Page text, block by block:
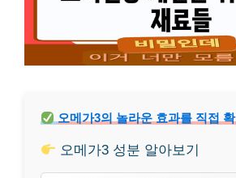
오메가3의 놀라운 효과를 직접
오메가3 성분 알아보기